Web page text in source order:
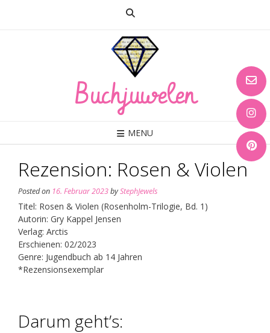
Buchjuwelen
MENU
Rezension: Rosen & Violen
Posted on 16. Februar 2023byStephJewels
Titel: Rosen & Violen (Rosenholm-Trilogie, Bd. 1)
Autorin: Gry Kappel Jensen
Verlag: Arctis
Erschienen: 02/2023
Genre: Jugendbuch ab 14 Jahren
*Rezensionsexemplar
Darum geht’s: